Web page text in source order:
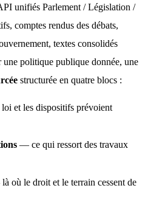
unifiés Parlement / Législation /
comptes rendus des débats,
textes consolidés
structurée en quatre blocs :
et les dispositifs prévoient
— ce qui ressort des travaux
où le droit et le terrain cessent de